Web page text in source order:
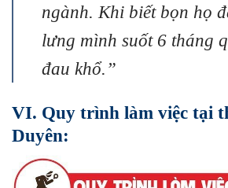
ngành. Khi biết bọn họ
lưng mình suốt 6 tháng
đau khổ.”
VI. Quy trình làm việc tại
Duyên: